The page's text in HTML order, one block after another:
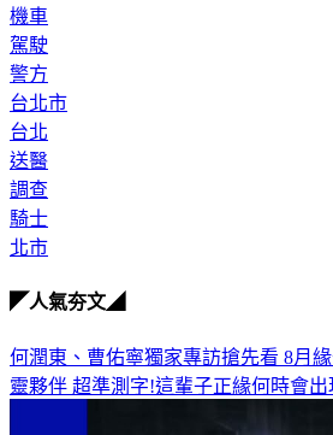
機車
駕駛
警方
台北市
台北
送醫
調查
騎士
北市
◤人氣夯文◢
何潤東、曹佑寧獨家專訪搶先看 8月
靈夥伴 超準測字!這輩子正緣何時會出